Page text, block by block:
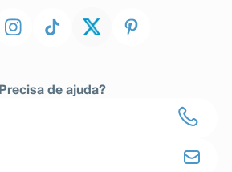
Precisa de ajuda?